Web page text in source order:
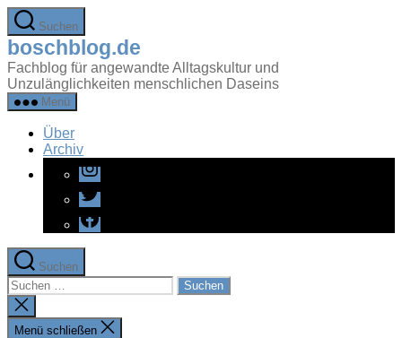
Zum
Inhalt
springen
Suchen
boschblog.de
Fachblog für angewandte Alltagskultur und
Unzulänglichkeiten menschlichen Daseins
Menü
Über
Archiv
Instagram
Twitter
Facebook
Suchen
Suchen
nach:
Suche
schließen
Menü schließen